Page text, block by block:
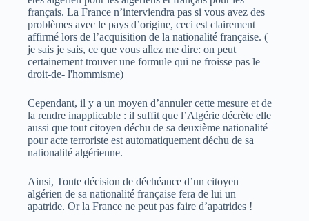
français. La France n’interviendra pas si vous avez des
problèmes avec le pays d’origine, ceci est clairement
affirmé lors de l’acquisition de la nationalité française. (
je sais je sais, ce que vous allez me dire: on peut
certainement trouver une formule qui ne froisse pas le
droit-de- l'hommisme)
Cependant, il y a un moyen d’annuler cette mesure et de
la rendre inapplicable : il suffit que l’Algérie décrète elle
aussi que tout citoyen déchu de sa deuxième nationalité
pour acte terroriste est automatiquement déchu de sa
nationalité algérienne.
Ainsi, Toute décision de déchéance d’un citoyen
algérien de sa nationalité française fera de lui un
apatride. Or la France ne peut pas faire d’apatrides !